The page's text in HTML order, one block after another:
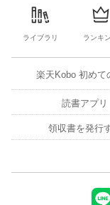
1981年「ギャラガ
CPUの技術
1981年「クイック
1982年「ポールポ
スクロールの技術
1983年「ゼビウス
ライブラリ ランキ
楽天Kobo 初めて
読書アプリ
領収書を発行